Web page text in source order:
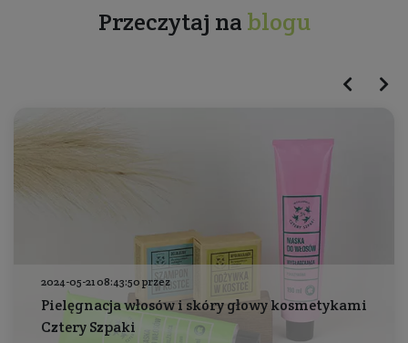
Przeczytaj na blogu
2024-05-21 08:43:50 przez
Pielęgnacja włosów i skóry głowy kosmetykami
Cztery Szpaki